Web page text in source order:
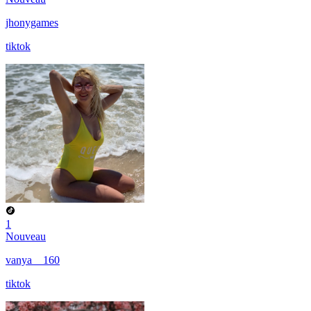
jhonygames
tiktok
1
Nouveau
vanya__160
tiktok